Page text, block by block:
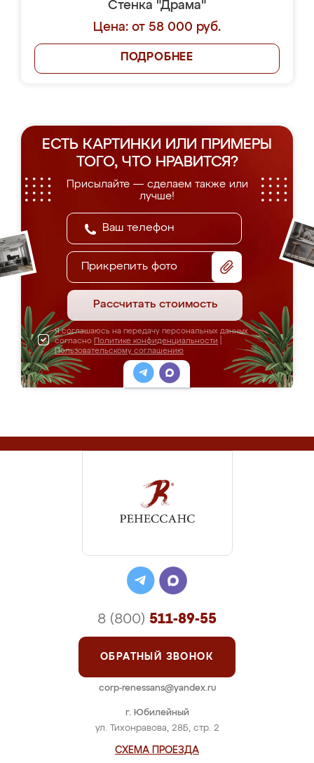
Стенка "Драма"
Цена: от 58 000 руб.
ПОДРОБНЕЕ
ЕСТЬ КАРТИНКИ ИЛИ ПРИМЕРЫ
ТОГО, ЧТО НРАВИТСЯ?
Присылайте — сделаем также или
лучше!
Прикрепить фото
Рассчитать стоимость
Я соглашаюсь на передачу персональных данных
согласно Политике конфиденциальности
Пользовательскому соглашению
г. Юбилейный
ул. Тихонравова, 28Б, стр. 2
СХЕМА ПРОЕЗДА
8 (800) 511-89-55
ОБРАТНЫЙ ЗВОНОК
corp-renessans@yandex.ru